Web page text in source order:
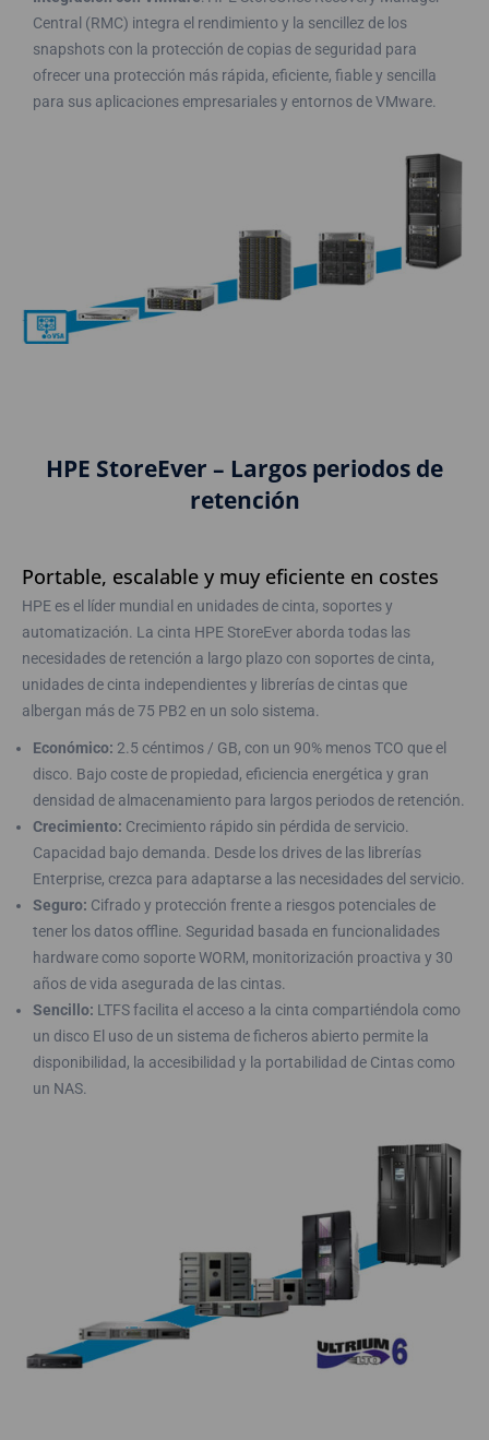
Central (RMC) integra el rendimiento y la sencillez de los
snapshots con la protección de copias de seguridad para
ofrecer una protección más rápida, eficiente, fiable y sencilla
para sus aplicaciones empresariales y entornos de VMware.
HPE StoreEver – Largos periodos de
retención
Portable, escalable y muy eficiente en costes
HPE es el líder mundial en unidades de cinta, soportes y
automatización. La cinta HPE StoreEver aborda todas las
necesidades de retención a largo plazo con soportes de cinta,
unidades de cinta independientes y librerías de cintas que
albergan más de 75 PB2 en un solo sistema.
Económico: 2.5 céntimos / GB, con un 90% menos TCO que el
disco. Bajo coste de propiedad, eficiencia energética y gran
densidad de almacenamiento para largos periodos de retención.
Crecimiento: Crecimiento rápido sin pérdida de servicio.
Capacidad bajo demanda. Desde los drives de las librerías
Enterprise, crezca para adaptarse a las necesidades del servicio.
Seguro: Cifrado y protección frente a riesgos potenciales de
tener los datos offline. Seguridad basada en funcionalidades
hardware como soporte WORM, monitorización proactiva y 30
años de vida asegurada de las cintas.
Sencillo: LTFS facilita el acceso a la cinta compartiéndola como
un disco El uso de un sistema de ficheros abierto permite la
disponibilidad, la accesibilidad y la portabilidad de Cintas como
un NAS.